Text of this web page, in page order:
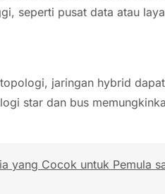
seperti pusat data atau
jaringan hybrid
star dan bus
yang Cocok untuk Pemula